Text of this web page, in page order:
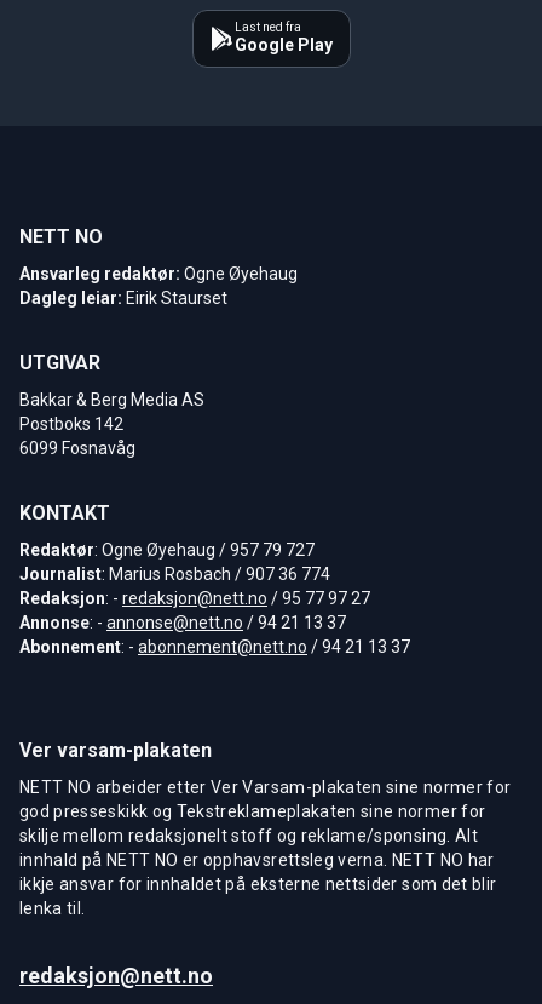
Last ned fra
Google Play
NETT NO
Ansvarleg redaktør: Ogne Øyehaug
Dagleg leiar: Eirik Staurset
UTGIVAR
Bakkar & Berg Media AS
Postboks 142
6099 Fosnavåg
KONTAKT
Redaktør: Ogne Øyehaug / 957 79 727
Journalist: Marius Rosbach / 907 36 774
Redaksjon: - redaksjon@nett.no / 95 77 97 27
Annonse: - annonse@nett.no / 94 21 13 37
Abonnement: - abonnement@nett.no / 94 21 13 37
Ver varsam-plakaten
NETT NO arbeider etter Ver Varsam-plakaten sine normer for
god presseskikk og Tekstreklameplakaten sine normer for
skilje mellom redaksjonelt stoff og reklame/sponsing. Alt
innhald på NETT NO er opphavsrettsleg verna. NETT NO har
ikkje ansvar for innhaldet på eksterne nettsider som det blir
lenka til.
redaksjon@nett.no